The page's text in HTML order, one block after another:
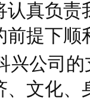
真负
前提下顺
兴公司
文化、